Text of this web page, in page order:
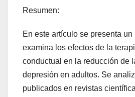
Resumen:
En este artículo se presenta
examina los efectos de la
conductual en la reducción de
depresión en adultos. Se
publicados en revistas